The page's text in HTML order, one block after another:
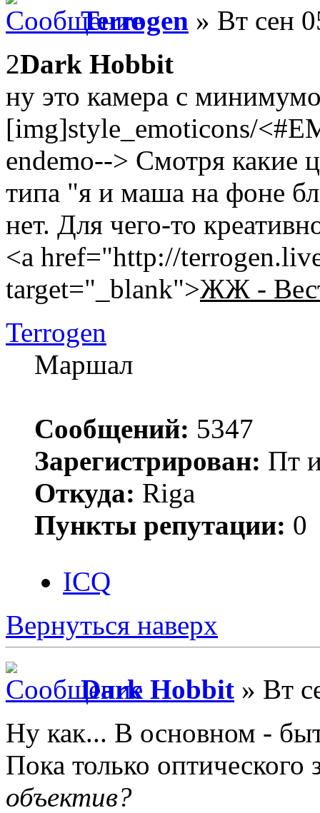
Terrogen » Вт сен
2Dark Hobbit
ну это камера с
[img]style_emoticons/
endemo--> Смотря какие
типа "я и маша на фоне
нет. Для чего-то
<a href="http://
target="_blank">ЖЖ -
Terrogen
Маршал
Сообщений: 5347
Зарегистрирован: Пт
Откуда: Riga
Пункты репутации: 0
ICQ
Вернуться наверх
Dark Hobbit » Вт
Ну как... В основном -
Пока только оптического
объектив?